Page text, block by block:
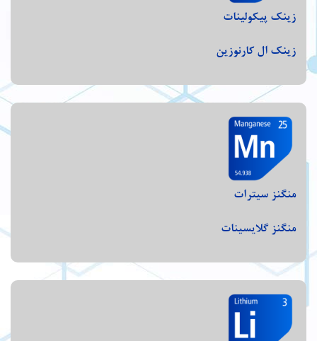
زینک پیکولینات
زینک ال کارنوزین
منگنز سیترات
منگنز گلایسینات